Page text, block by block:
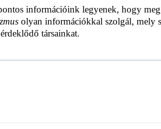
információink legyenek, hogy
olyan információkkal szolgál, mely
társainkat.